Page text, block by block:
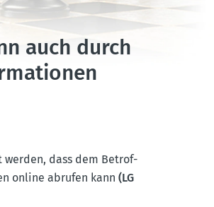
auch durch
werden, dass dem Betrof­
online abrufen kann(LG